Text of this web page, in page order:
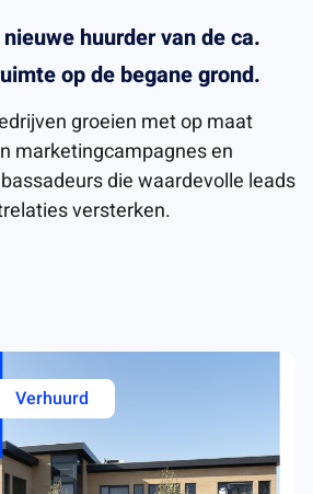
huurder van de ca.
op de begane grond.
groeien met op maat
marketingcampagnes en
die waardevolle leads
versterken.
Verhuurd